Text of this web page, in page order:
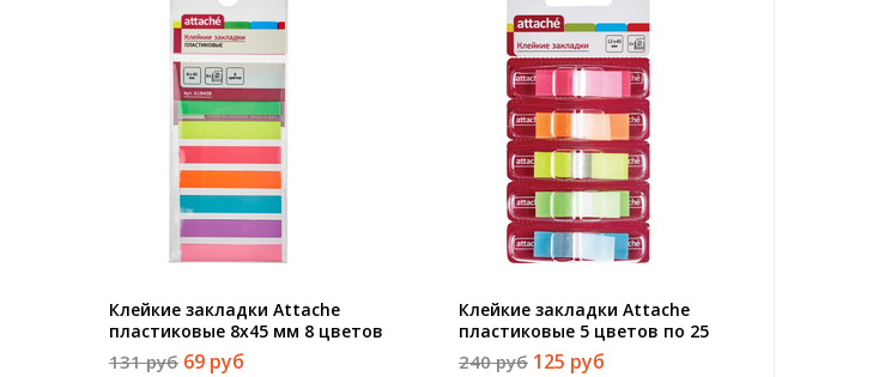
Клейкие закладки Attache
пластиковые 8х45 мм 8 цветов
по 20 листов
131 руб 69 руб
Клейкие закладки Attache
пластиковые 5 цветов по 25
листов 12x45 мм в диспенсерах
240 руб 125 руб